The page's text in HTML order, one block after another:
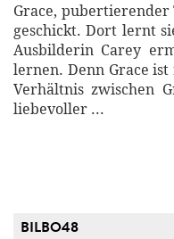
Grace, pubertierender
geschickt. Dort lernt
Ausbilderin Carey
lernen. Denn Grace
Verhältnis zwischen
liebevoller ...
BILBO48